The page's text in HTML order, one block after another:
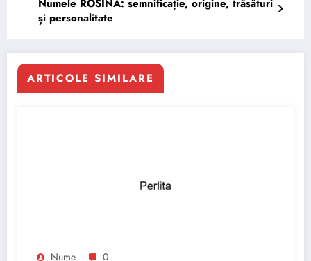
Numele ROSINA: semnificație, origine, trăsături
și personalitate
ARTICOLE SIMILARE
Nume 0